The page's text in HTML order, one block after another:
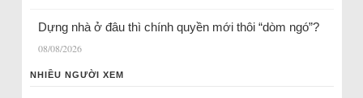
Dựng nhà ở đâu thì chính quyền mới thôi “dòm ngó”?
08/08/2026
NHIỀU NGƯỜI XEM